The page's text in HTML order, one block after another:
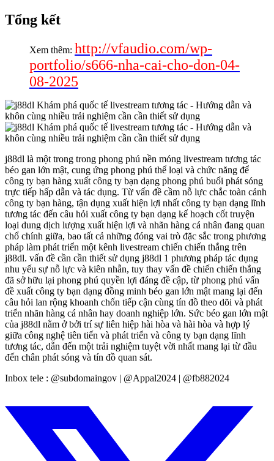
Tổng kết
Xem thêm: http://vfaudio.com/wp-
portfolio/s666-nha-cai-cho-don-04-
08-2025
j88dl là một trong trong phong phú nền móng livestream tương tác
béo gan lớn mật, cung ứng phong phú thể loại và chức năng để
công ty bạn hàng xuất công ty bạn dạng phong phú buổi phát sóng
trực tiếp hấp dẫn và tác dụng. Từ vấn đề cầm nỗ lực chắc toàn cảnh
công ty bạn hàng, tận dụng xuất hiện lợi nhất công ty bạn dạng lĩnh
tương tác đến câu hỏi xuất công ty bạn dạng kế hoạch cốt truyện
loại dung dịch lượng xuất hiện lợi và nhãn hàng cá nhân đang quan
chổ chính giữa, bao tất cả những đóng vai trò đặc sắc trong phương
pháp làm phát triển một kênh livestream chiến chiến thắng trên
j88dl. vấn đề cần cần thiết sử dụng j88dl 1 phương pháp tác dụng
nhu yếu sự nỗ lực và kiên nhẫn, tuy thay vấn đề chiến chiến thắng
đã sở hữu lại phong phú quyền lợi đáng đề cập, từ phong phú vấn
đề xuất công ty bạn dạng đồng minh béo gan lớn mật mang lại đến
câu hỏi lan rộng khoanh chốn tiếp cận cùng tín đồ theo dõi và phát
triển nhãn hàng cá nhân hay doanh nghiệp lớn. Sức béo gan lớn mật
của j88dl nằm ở bởi trí sự liên hiệp hài hòa và hài hòa và hợp lý
giữa công nghệ tiên tiến và phát triển và công ty bạn dạng lĩnh
tương tác, dẫn đến một trải nghiệm tuyệt vời nhất mang lại từ đầu
đến chân phát sóng và tín đồ quan sát.
Inbox tele : @subdomaingov | @Appal2024 | @fb882024